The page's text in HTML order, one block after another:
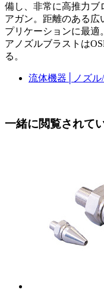
備し、非常に高推力ブ
アガン。距離のある広
プリケーションに最適
アノズルブラストは
る。
流体機器 ノズ
一緒に閲覧されて